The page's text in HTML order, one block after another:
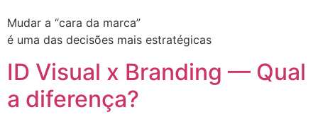
Mudar a “cara da marca”
é uma das decisões mais estratégicas
ID Visual x Branding — Qual
a diferença?